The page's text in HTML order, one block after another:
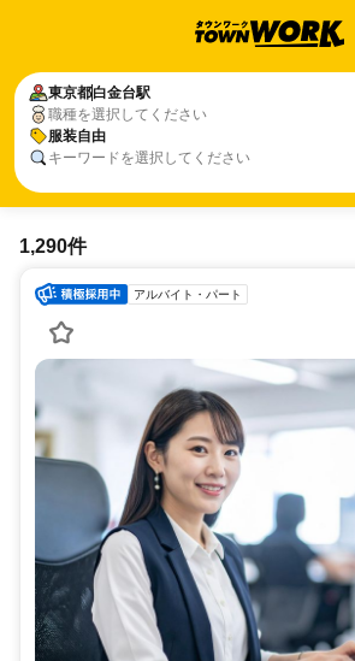
東京都白金台駅
職種を選択してください
服装自由
キーワードを選択してください
1,290件
アルバイト・パート